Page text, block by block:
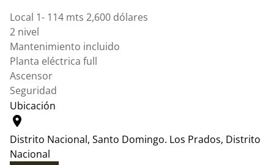
Local 1- 114 mts 2,600 dólares
2 nivel
Mantenimiento incluido
Planta eléctrica full
Ascensor
Seguridad
Ubicación
location_on
Distrito Nacional, Santo Domingo. Los Prados, Distrito
Nacional